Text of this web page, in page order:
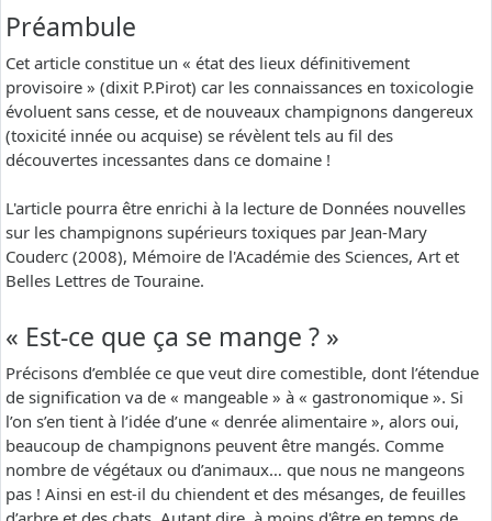
Préambule
Cet article constitue un « état des lieux définitivement
provisoire » (dixit P.Pirot) car les connaissances en toxicologie
évoluent sans cesse, et de nouveaux champignons dangereux
(toxicité innée ou acquise) se révèlent tels au fil des
découvertes incessantes dans ce domaine !
L'article pourra être enrichi à la lecture de Données nouvelles
sur les champignons supérieurs toxiques par Jean-Mary
Couderc (2008), Mémoire de l'Académie des Sciences, Art et
Belles Lettres de Touraine.
« Est-ce que ça se mange ? »
Précisons d’emblée ce que veut dire comestible, dont l’étendue
de signification va de « mangeable » à « gastronomique ». Si
l’on s’en tient à l’idée d’une « denrée alimentaire », alors oui,
beaucoup de champignons peuvent être mangés. Comme
nombre de végétaux ou d’animaux… que nous ne mangeons
pas ! Ainsi en est-il du chiendent et des mésanges, de feuilles